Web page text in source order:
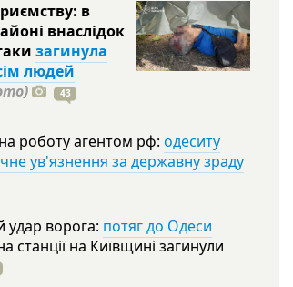
в
внаслідок
загинула
людей
43
роботу агентом рф: одеситу
ув'язнення за державну зраду
удар ворога: потяг до Одеси
станції на Київщині загинули